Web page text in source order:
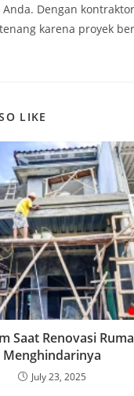
Dengan
karena proyek
LIKE
Saat Renovasi
Menghindarinya
July 23, 2025